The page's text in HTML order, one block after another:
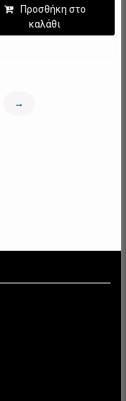
Προσθήκη στο
καλάθι
→